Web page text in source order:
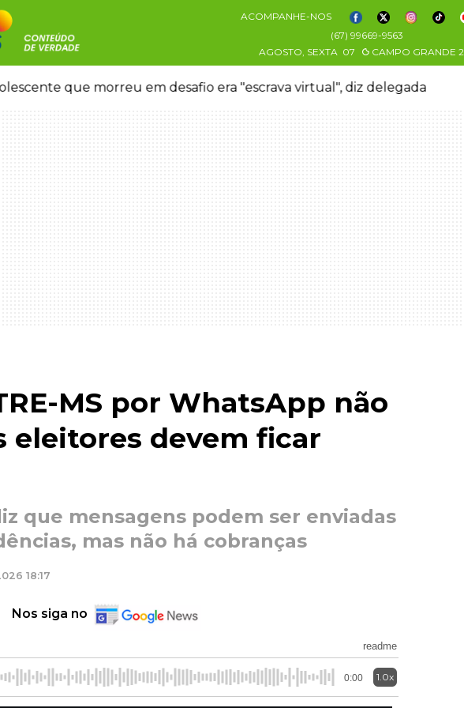
ACOMPANHE-NOS
(67) 99669-9563
AGOSTO, SEXTA 07 CAMPO GRANDE
que morreu em desafio era "escrava virtual", diz delegada
MS por WhatsApp não
eleitores devem ficar
que mensagens podem ser enviadas
mas não há cobranças
18:17
Nos siga no
readme
0:00 1.0x